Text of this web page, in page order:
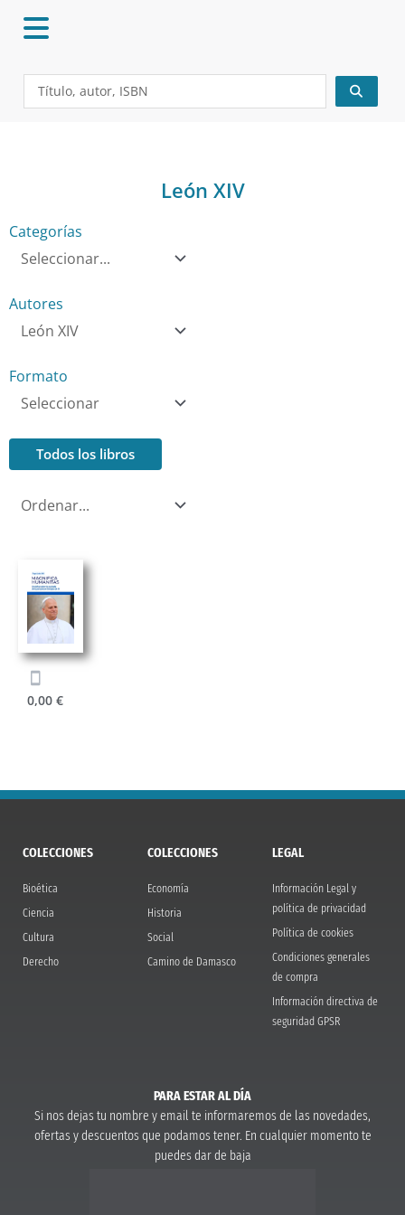
Search
León XIV
Categorías
Autores
Formato
Todos los libros
0,00 €
COLECCIONES
Bioética
Ciencia
Cultura
Derecho
COLECCIONES
Economía
Historia
Social
Camino de Damasco
LEGAL
Información Legal y
política de privacidad
Política de cookies
Condiciones generales
de compra
Información directiva de
seguridad GPSR
PARA ESTAR AL DÍA
Si nos dejas tu nombre y email te informaremos de las novedades,
ofertas y descuentos que podamos tener. En cualquier momento te
puedes dar de baja